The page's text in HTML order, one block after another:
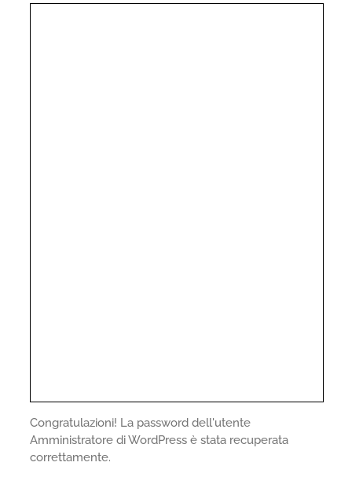
Congratulazioni! La password dell'utente
Amministratore di WordPress è stata recuperata
correttamente.